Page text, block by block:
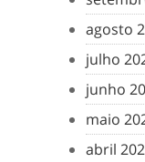
agosto
julho
junho
maio
abril